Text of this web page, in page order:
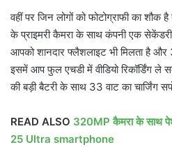
वहीं पर जिन लोगों को फोटोग्राफी का शौक
के प्राइमरी कैमरा के साथ कंपनी एक
आपको शानदार फ्लैशलाइट भी मिलता है
इसमें आप फुल एचडी में वीडियो
की बड़ी बैटरी के साथ 33 वाट का चार्जिंग
READ ALSO 320MP कैमरा के साथ
25 Ultra smartphone